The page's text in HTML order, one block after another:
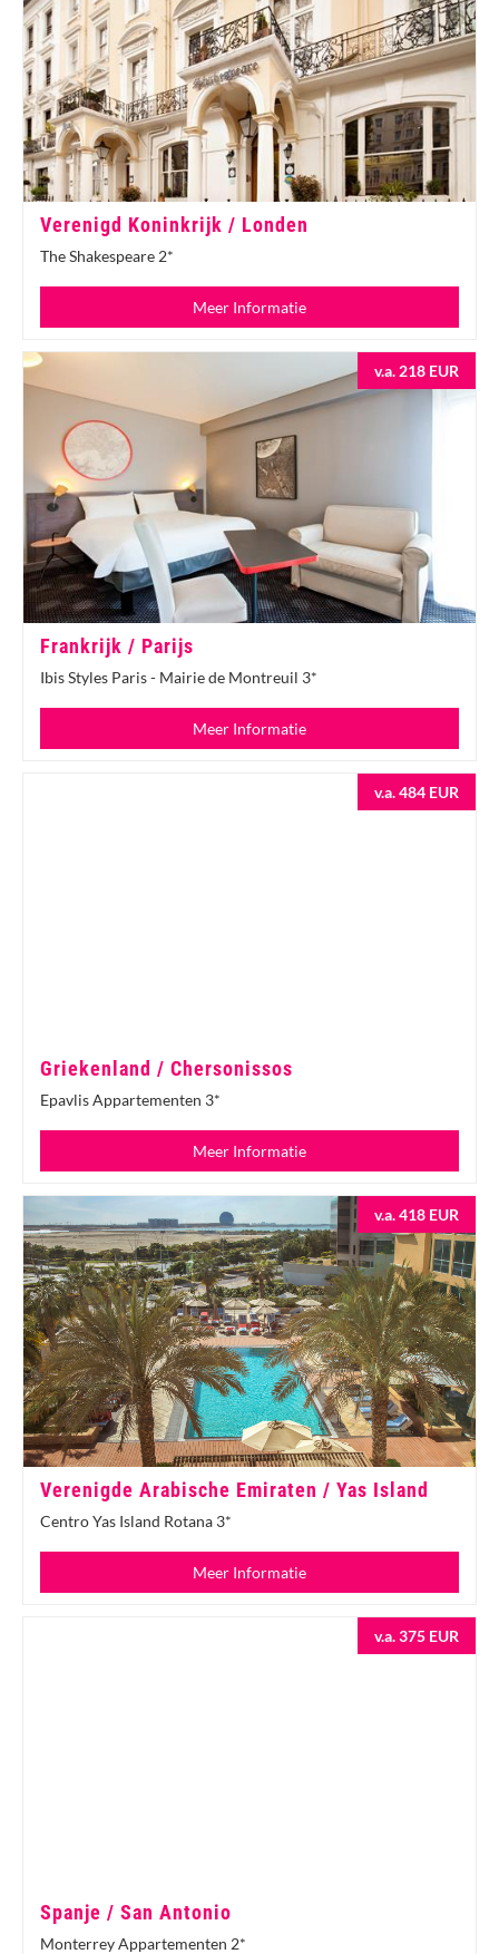
Verenigd Koninkrijk / Londen
The Shakespeare 2*
Meer Informatie
v.a. 218 EUR
Frankrijk / Parijs
Ibis Styles Paris - Mairie de Montreuil 3*
Meer Informatie
v.a. 484 EUR
Griekenland / Chersonissos
Epavlis Appartementen 3*
Meer Informatie
v.a. 418 EUR
Verenigde Arabische Emiraten / Yas Island
Centro Yas Island Rotana 3*
Meer Informatie
v.a. 375 EUR
Spanje / San Antonio
Monterrey Appartementen 2*